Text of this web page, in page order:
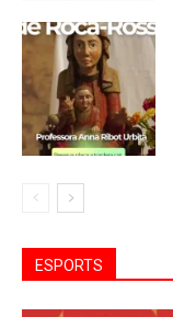
ESPORTS